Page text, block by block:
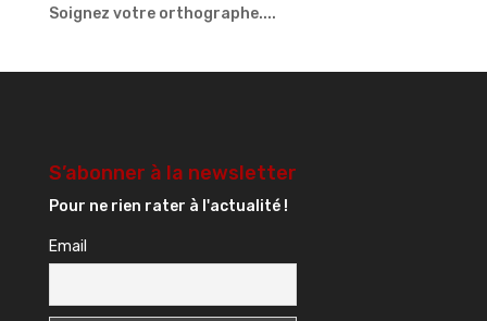
Soignez votre orthographe....
S’abonner à la newsletter
Pour ne rien rater à l'actualité !
Email